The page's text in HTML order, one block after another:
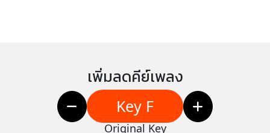
เพิ่มลดคีย์เพลง
Key F
Original Key